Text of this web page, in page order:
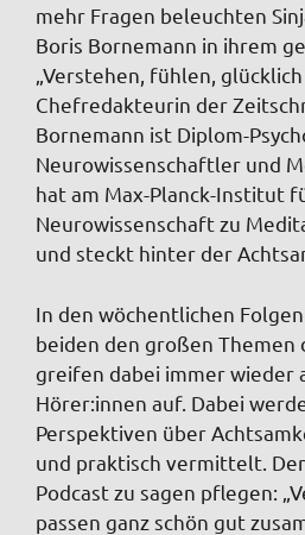
mehr Fragen beleuchten
Boris Bornemann in ihrem
„Verstehen, fühlen, glücklich
Chefredakteurin der
Bornemann ist Diplom-
Neurowissenschaftler und
hat am Max-Planck-Institut
Neurowissenschaft zu
und steckt hinter der
In den wöchentlichen
beiden den großen Themen
greifen dabei immer wieder
Hörer:innen auf. Dabei
Perspektiven über
und praktisch vermittelt.
Podcast zu sagen pflegen:
passen ganz schön gut